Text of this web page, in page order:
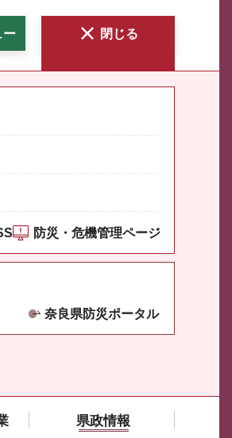
ー 閉じる
防災・危機管理ページ
奈良県防災ポータル
県政情報